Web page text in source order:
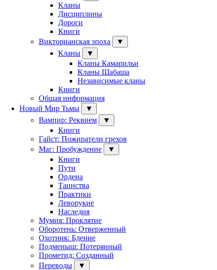
Кланы
Дисциплины
Дороги
Книги
Викторианская эпоха
▼
Кланы
▼
Кланы Камарильи
Кланы Шабаша
Независимые кланы
Книги
Общая информация
Новый Мир Тьмы
▼
Вампир: Реквием
▼
Книги
Гайст: Пожиратели грехов
Маг: Пробуждение
▼
Книги
Пути
Ордена
Таинства
Практики
Леворукие
Наследия
Мумия: Проклятие
Оборотень: Отверженный
Охотник: Бдение
Подменыш: Потерянный
Прометид: Созданный
Переводы
▼